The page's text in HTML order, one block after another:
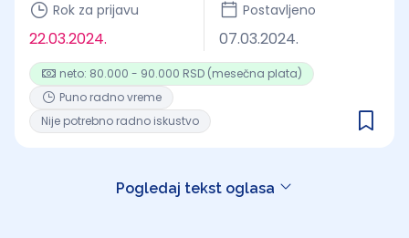
Rok za prijavu
22.03.2024.
Postavljeno
07.03.2024.
neto: 80.000 - 90.000 RSD (mesečna plata)
Puno radno vreme
Nije potrebno radno iskustvo
Pogledaj tekst oglasa